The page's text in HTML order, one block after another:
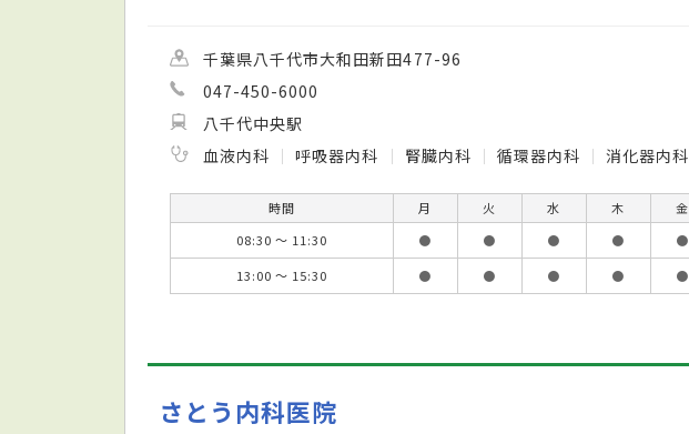
千葉県八千代市大和田新田477-96
047-450-6000
八千代中央駅
血液内科
呼吸器内科 腎臓内科 循環器内科 消化器内科
時間 月 火 水 木 金
08:30 ～ 11:30
● ● ● ● ●
13:00 ～ 15:30
● ● ● ● ●
さとう内科医院